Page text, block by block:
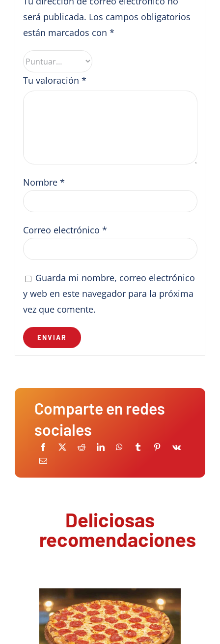
será publicada. Los campos obligatorios
están marcados con *
Tu valoración *
Nombre *
Correo electrónico *
Guarda mi nombre, correo electrónico
y web en este navegador para la próxima
vez que comente.
Comparte en redes
sociales
Deliciosas
recomendaciones